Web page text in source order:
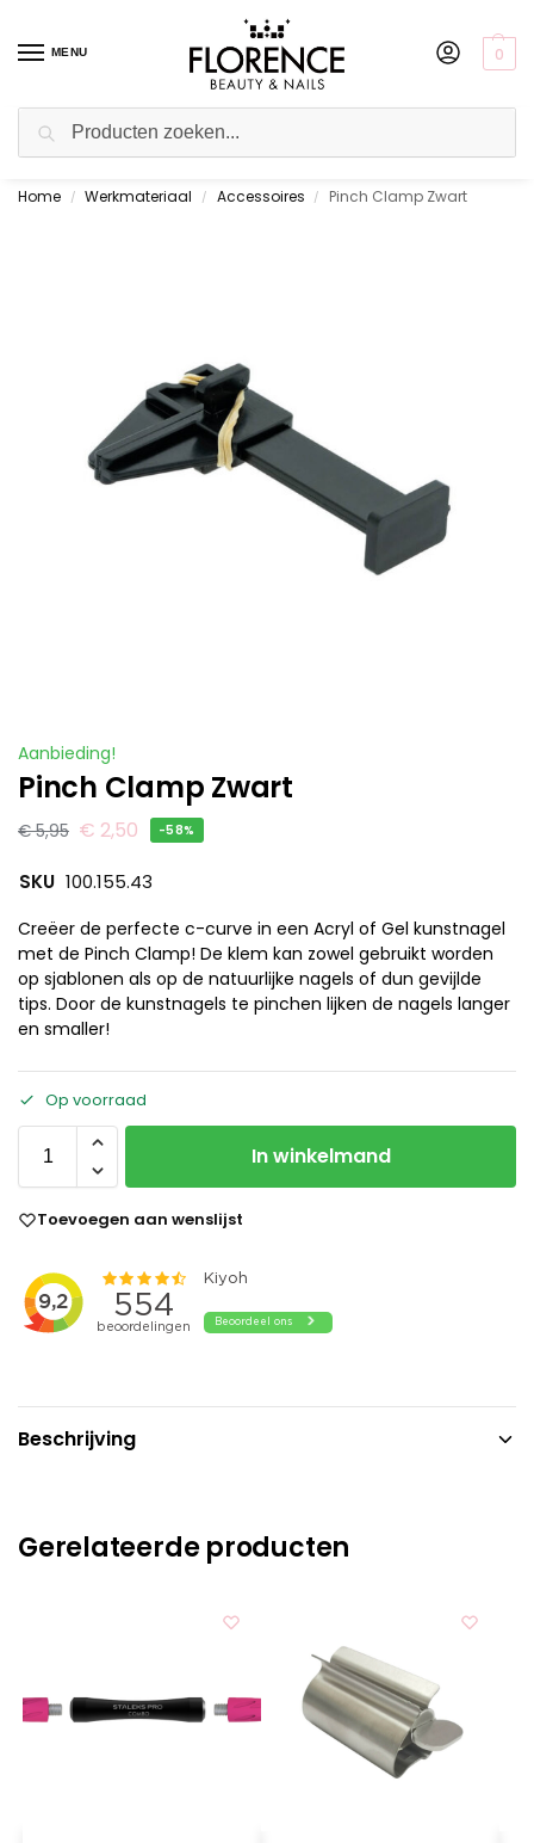
MENU 0
Gratis ophalen in de showroom
Home / Werkmateriaal / Accessoires / Pinch Clamp Zwart
Aanbieding!
Pinch Clamp Zwart
€5,95 € 2,50 -58%
SKU 100.155.43
Creëer de perfecte c-curve in een Acryl of Gel kunstnagel
met de Pinch Clamp! De klem kan zowel gebruikt worden
op sjablonen als op de natuurlijke nagels of dun gevijlde
tips. Door de kunstnagels te pinchen lijken de nagels langer
en smaller!
Op voorraad
In winkelmand
Toevoegen aan wenslijst
Beschrijving
Gerelateerde producten